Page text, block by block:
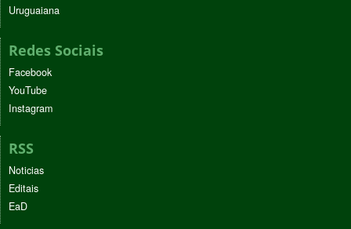
Uruguaiana
Redes Sociais
Facebook
YouTube
Instagram
RSS
Noticias
Editais
EaD